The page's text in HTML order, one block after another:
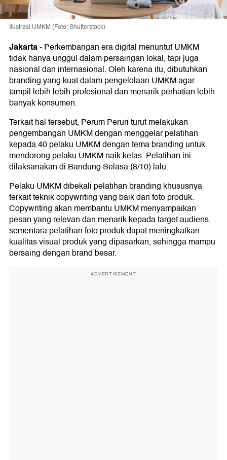
Ilustrasi UMKM (Foto: Shutterstock)
Jakarta-Perkembangan era digital menuntut UMKM
tidak hanya unggul dalam persaingan lokal, tapi juga
nasional dan internasional. Oleh karena itu, dibutuhkan
branding yang kuat dalam pengelolaan UMKM agar
tampil lebih lebih profesional dan menarik perhatian lebih
banyak konsumen.
Terkait hal tersebut, Perum Peruri turut melakukan
pengembangan UMKM dengan menggelar pelatihan
kepada 40 pelaku UMKM dengan tema branding untuk
mendorong pelaku UMKM naik kelas. Pelatihan ini
dilaksanakan di Bandung Selasa (8/10) lalu.
Pelaku UMKM dibekali pelatihan branding khususnya
terkait teknik copywriting yang baik dan foto produk.
Copywriting akan membantu UMKM menyampaikan
pesan yang relevan dan menarik kepada target audiens,
sementara pelatihan foto produk dapat meningkatkan
kualitas visual produk yang dipasarkan, sehingga mampu
bersaing dengan brand besar.
ADVERTISEMENT